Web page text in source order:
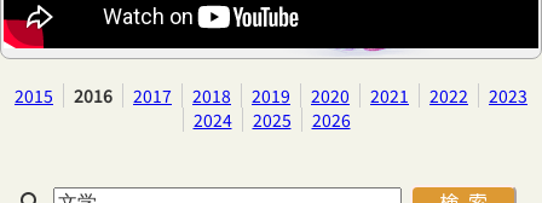
2015 2016 2017 2018 2019 2020 2021 2022
2023
2024
2025 2026